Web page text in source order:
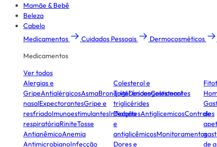
Mamãe & Bebê
Beleza
Cabelo
Medicamentos
Cuidados Pessoais Dermocosméticos
Medicamentos
Ver todos
Alergias e
GripeAntialérgicosAsmaBronquiteDescongestionantes
nasalExpectorantesGripe e
resfriadoImunoestimulantesInfecção
respiratóriaRiniteTosse
AntianêmicoAnemia
AntimicrobianoInfecção
Colesterol e
TriglicéridesColesterol
triglicérides
DiabetesAntiglicemicosControles
e
antiglicêmicosMonitoramentos
Dores e
de
de